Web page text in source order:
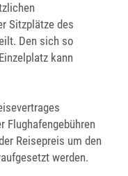
Sitzplätze des
Den sich so
kann
Flughafengebühren
Reisepreis um den
werden.